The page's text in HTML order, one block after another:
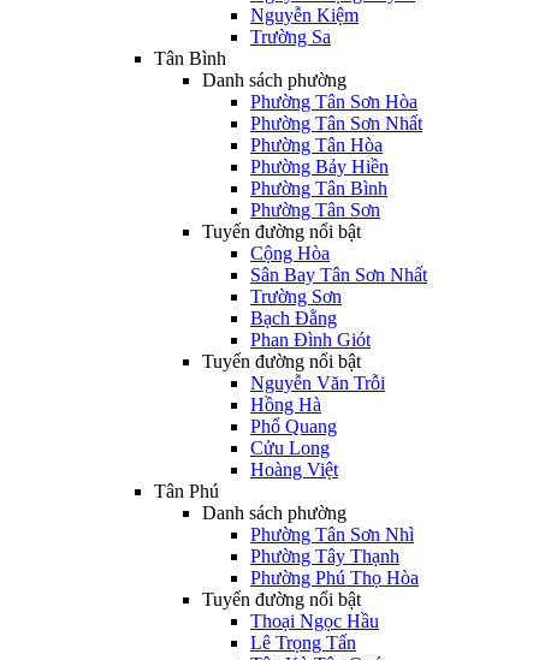
Nguyễn Kiệm
Trường Sa
Tân Bình
Danh sách phường
Phường Tân Sơn Hòa
Phường Tân Sơn Nhất
Phường Tân Hòa
Phường Bảy Hiền
Phường Tân Bình
Phường Tân Sơn
Tuyến đường nổi bật
Cộng Hòa
Sân Bay Tân Sơn Nhất
Trường Sơn
Bạch Đằng
Phan Đình Giót
Tuyến đường nổi bật
Nguyễn Văn Trỗi
Hồng Hà
Phổ Quang
Cửu Long
Hoàng Việt
Tân Phú
Danh sách phường
Phường Tân Sơn Nhì
Phường Tây Thạnh
Phường Phú Thọ Hòa
Tuyến đường nổi bật
Thoại Ngọc Hầu
Lê Trọng Tấn